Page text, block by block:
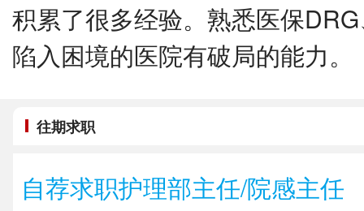
积累了很多经验。熟悉医保
陷入困境的医院有破局的能力。
往期求职
自荐求职护理部主任/院感主任